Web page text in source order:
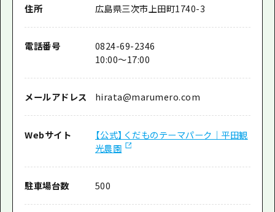
住所 広島県三次市上田町1740-3
電話番号
0824-69-2346
10:00～17:00
メールアドレス hirata@marumero.com
Webサイト
【公式】くだものテーマパーク｜平田観
光農園
駐車場台数 500